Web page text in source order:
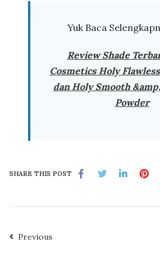
Yuk Baca
Review Shade
Cosmetics Holy
dan Holy Smooth
Powder
SHARE THIS POST
Previous